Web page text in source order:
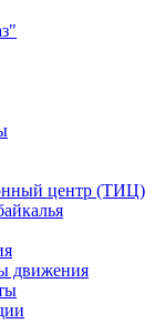
центр (ТИЦ)
движения